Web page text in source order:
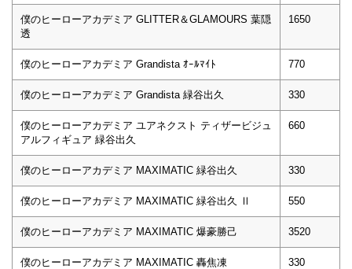
僕のヒーローアカデミア GLITTER＆GLAMOURS 葉隠
透
1650
僕のヒーローアカデミア Grandista ｵｰﾙﾏｲﾄ 770
僕のヒーローアカデミア Grandista 緑谷出久 330
僕のヒーローアカデミア ユアネクスト ティザービジュ
アルフィギュア 緑谷出久
660
僕のヒーローアカデミア MAXIMATIC 緑谷出久 330
僕のヒーローアカデミア MAXIMATIC 緑谷出久 Ⅱ 550
僕のヒーローアカデミア MAXIMATIC 爆豪勝己 3520
僕のヒーローアカデミア MAXIMATIC 轟焦凍 330